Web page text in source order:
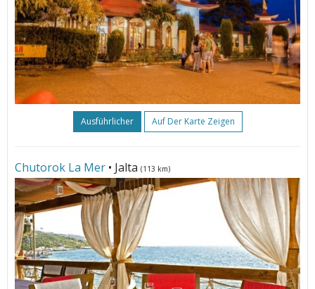
Ausführlicher Auf Der Karte Zeigen
Chutorok La Mer • Jalta (113 km)